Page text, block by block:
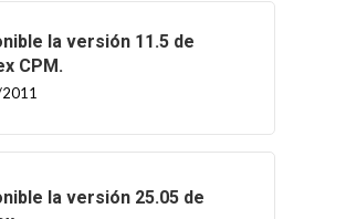
la versión 11.5 de
CPM.
la versión 25.05 de